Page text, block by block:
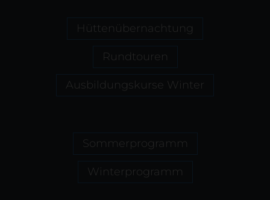
Hüttenübernachtung
Rundtouren
Ausbildungskurse Winter
Sommerprogramm
Winterprogramm